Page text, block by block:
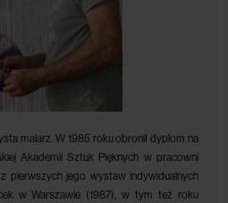
malarz. W 1985 roku obronił dyplom na
Akademii Sztuk Pięknych w pracowni
pierwszych jego wystaw indywidualnych
w Warszawie (1987), w tym też roku